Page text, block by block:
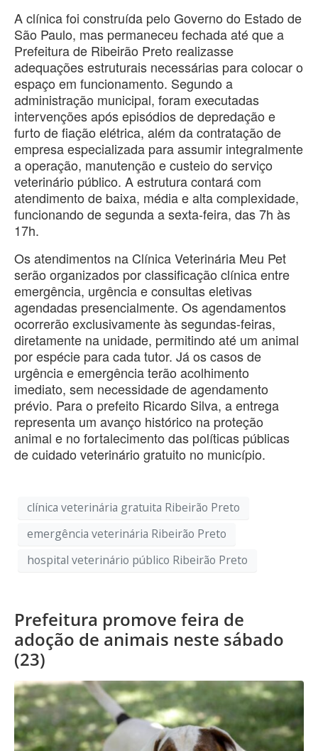
A clínica foi construída pelo Governo do Estado de
São Paulo, mas permaneceu fechada até que a
Prefeitura de Ribeirão Preto realizasse
adequações estruturais necessárias para colocar o
espaço em funcionamento. Segundo a
administração municipal, foram executadas
intervenções após episódios de depredação e
furto de fiação elétrica, além da contratação de
empresa especializada para assumir integralmente
a operação, manutenção e custeio do serviço
veterinário público. A estrutura contará com
atendimento de baixa, média e alta complexidade,
funcionando de segunda a sexta-feira, das 7h às
17h.
Os atendimentos na Clínica Veterinária Meu Pet
serão organizados por classificação clínica entre
emergência, urgência e consultas eletivas
agendadas presencialmente. Os agendamentos
ocorrerão exclusivamente às segundas-feiras,
diretamente na unidade, permitindo até um animal
por espécie para cada tutor. Já os casos de
urgência e emergência terão acolhimento
imediato, sem necessidade de agendamento
prévio. Para o prefeito Ricardo Silva, a entrega
representa um avanço histórico na proteção
animal e no fortalecimento das políticas públicas
de cuidado veterinário gratuito no município.
clínica veterinária gratuita Ribeirão Preto
emergência veterinária Ribeirão Preto
hospital veterinário público Ribeirão Preto
Prefeitura promove feira de
adoção de animais neste sábado
(23)